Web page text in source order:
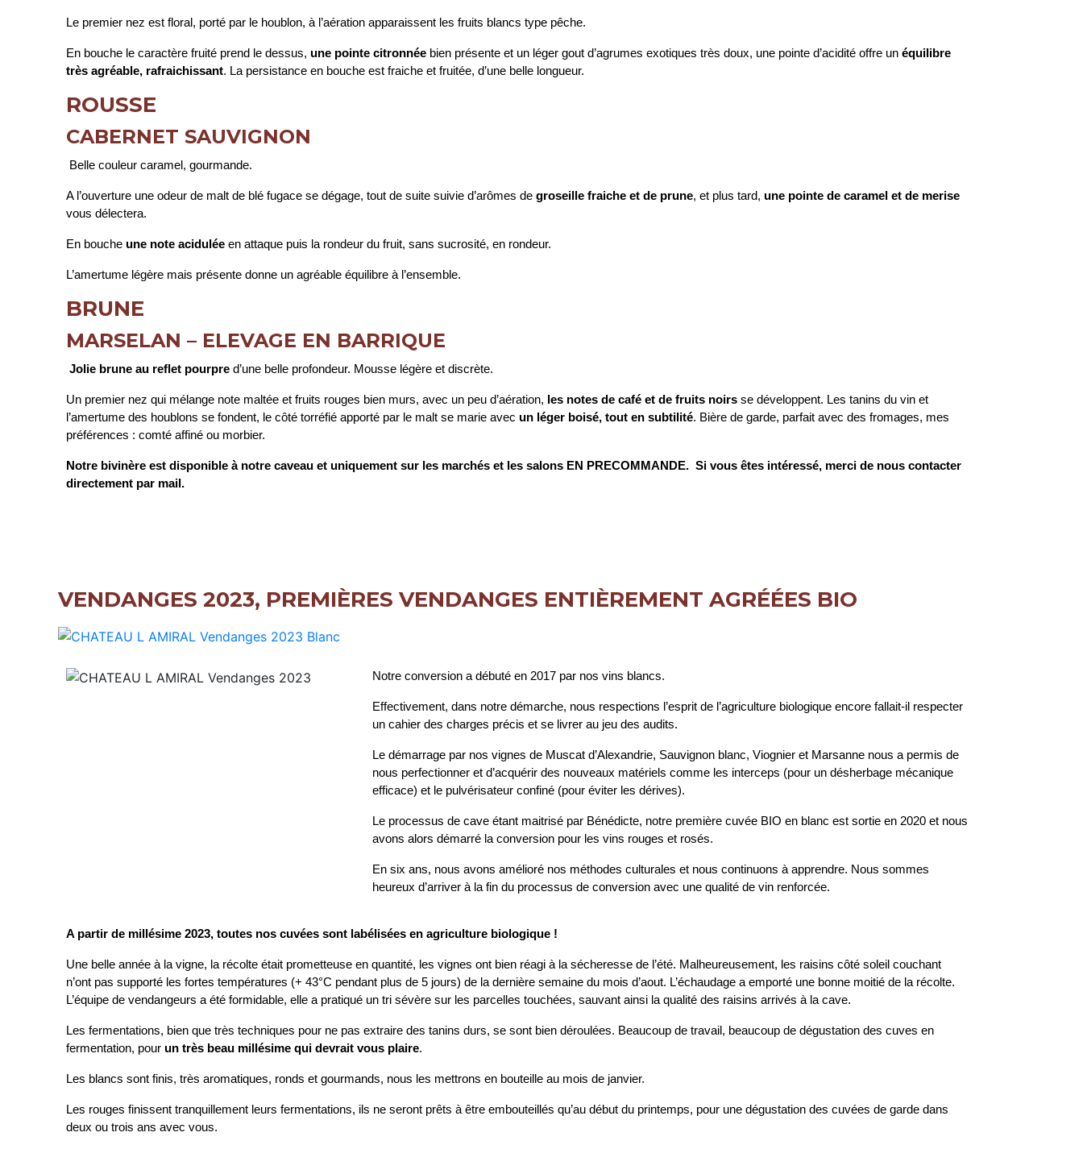
Le premier nez est floral, porté par le houblon, à l’aération apparaissent les fruits blancs type pêche.
En bouche le caractère fruité prend le dessus, une pointe citronnée bien présente et un léger gout d’agrumes exotiques très doux, une pointe d’acidité offre un équilibre
très agréable, rafraichissant. La persistance en bouche est fraiche et fruitée, d’une belle longueur.
ROUSSE
CABERNET SAUVIGNON
Belle couleur caramel, gourmande.
A l’ouverture une odeur de malt de blé fugace se dégage, tout de suite suivie d’arômes de groseille fraiche et de prune, et plus tard, une pointe de caramel et de merise
vous délectera.
En bouche une note acidulée en attaque puis la rondeur du fruit, sans sucrosité, en rondeur.
L’amertume légère mais présente donne un agréable équilibre à l’ensemble.
BRUNE
MARSELAN – ELEVAGE EN BARRIQUE
Jolie brune au reflet pourpre d’une belle profondeur. Mousse légère et discrète.
Un premier nez qui mélange note maltée et fruits rouges bien murs, avec un peu d’aération, les notes de café et de fruits noirs se développent. Les tanins du vin et
l’amertume des houblons se fondent, le côté torréfié apporté par le malt se marie avec un léger boisé, tout en subtilité. Bière de garde, parfait avec des fromages, mes
préférences : comté affiné ou morbier.
Notre bivinère est disponible à notre caveau et uniquement sur les marchés et les salons EN PRECOMMANDE. Si vous êtes intéressé, merci de nous contacter
directement par mail.
VENDANGES 2023, PREMIÈRES VENDANGES ENTIÈREMENT AGRÉÉES BIO
Notre conversion a débuté en 2017 par nos vins blancs.
Effectivement, dans notre démarche, nous respections l’esprit de l’agriculture biologique encore fallait-il respecter
un cahier des charges précis et se livrer au jeu des audits.
Le démarrage par nos vignes de Muscat d’Alexandrie, Sauvignon blanc, Viognier et Marsanne nous a permis de
nous perfectionner et d’acquérir des nouveaux matériels comme les interceps (pour un désherbage mécanique
efficace) et le pulvérisateur confiné (pour éviter les dérives).
Le processus de cave étant maitrisé par Bénédicte, notre première cuvée BIO en blanc est sortie en 2020 et nous
avons alors démarré la conversion pour les vins rouges et rosés.
En six ans, nous avons amélioré nos méthodes culturales et nous continuons à apprendre. Nous sommes
heureux d’arriver à la fin du processus de conversion avec une qualité de vin renforcée.
A partir de millésime 2023, toutes nos cuvées sont labélisées en agriculture biologique !
Une belle année à la vigne, la récolte était prometteuse en quantité, les vignes ont bien réagi à la sécheresse de l’été. Malheureusement, les raisins côté soleil couchant
n’ont pas supporté les fortes températures (+ 43°C pendant plus de 5 jours) de la dernière semaine du mois d’aout. L’échaudage a emporté une bonne moitié de la récolte.
L’équipe de vendangeurs a été formidable, elle a pratiqué un tri sévère sur les parcelles touchées, sauvant ainsi la qualité des raisins arrivés à la cave.
Les fermentations, bien que très techniques pour ne pas extraire des tanins durs, se sont bien déroulées. Beaucoup de travail, beaucoup de dégustation des cuves en
fermentation, pour un très beau millésime qui devrait vous plaire.
Les blancs sont finis, très aromatiques, ronds et gourmands, nous les mettrons en bouteille au mois de janvier.
Les rouges finissent tranquillement leurs fermentations, ils ne seront prêts à être embouteillés qu’au début du printemps, pour une dégustation des cuvées de garde dans
deux ou trois ans avec vous.